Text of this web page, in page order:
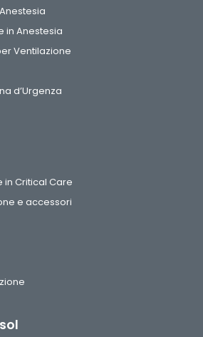
in Anestesia
Ventilazione
d’Urgenza
in Critical Care
e accessori